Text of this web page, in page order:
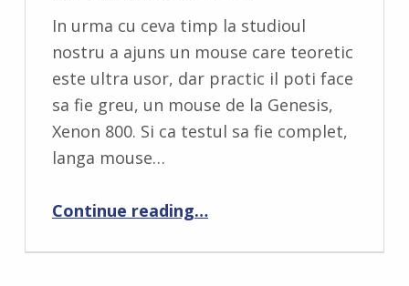
C
E
N
S
0
In urma cu ceva timp la studioul
nostru a ajuns un mouse care teoretic
este ultra usor, dar practic il poti face
sa fie greu, un mouse de la Genesis,
Xenon 800. Si ca testul sa fie complet,
langa mouse…
Continue reading“Genesis Xenon 800 – un mouse cu doua fete”
…